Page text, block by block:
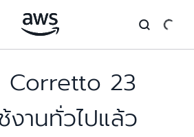
Corretto 23
งานทั่วไปแล้ว